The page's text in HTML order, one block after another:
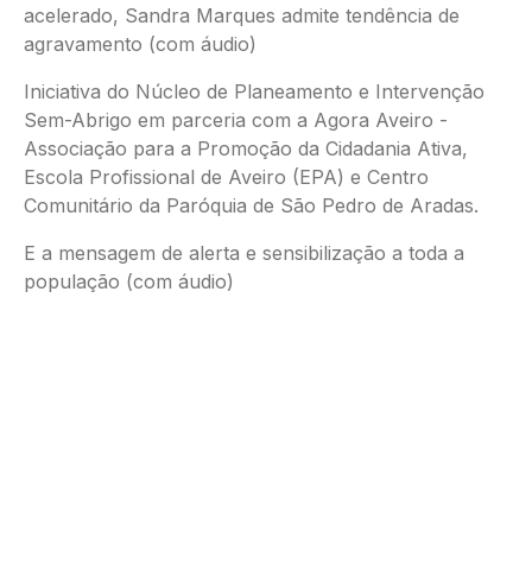
acelerado, Sandra Marques admite tendência de
agravamento (com áudio)
Iniciativa do Núcleo de Planeamento e Intervenção
Sem-Abrigo em parceria com a Agora Aveiro -
Associação para a Promoção da Cidadania Ativa,
Escola Profissional de Aveiro (EPA) e Centro
Comunitário da Paróquia de São Pedro de Aradas.
E a mensagem de alerta e sensibilização a toda a
população (com áudio)